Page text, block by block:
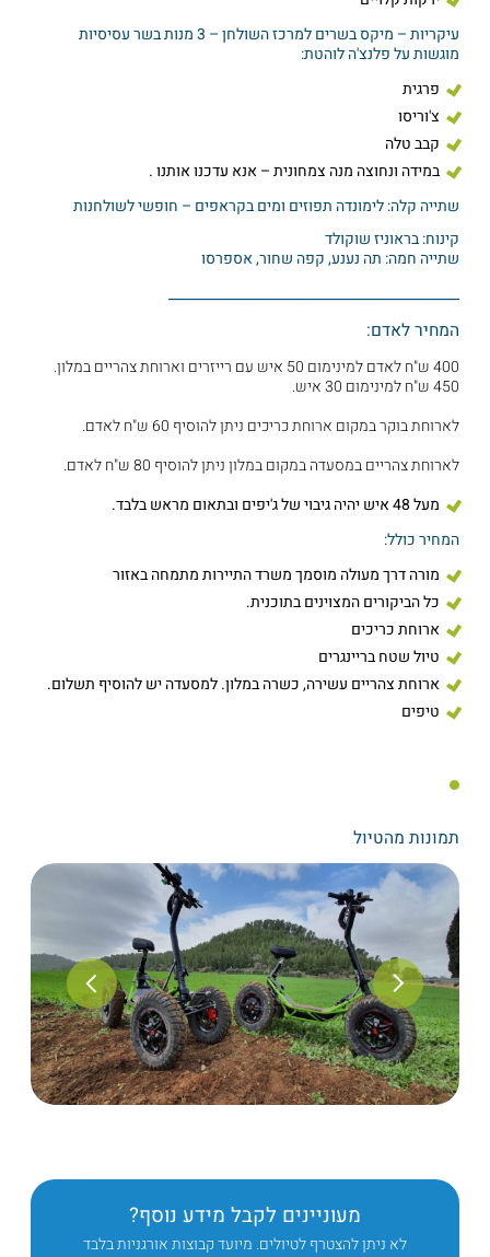
עיקריות – מיקס בשרים למרכז השולחן – 3 מנות בשר עסיסיות
מוגשות על פלנצ'ה לוהטת:
פרגית
צ'וריסו
קבב טלה
במידה ונחוצה מנה צמחונית – אנא עדכנו אותנו .
שתייה קלה: לימונדה תפוזים ומים בקראפים – חופשי לשולחנות
קינוח: בראוניז שוקולד
שתייה חמה: תה נענע, קפה שחור, אספרסו
______________________________________
המחיר לאדם:
400 ש"ח לאדם למינימום 50 איש עם רייזרים וארוחת צהריים במלון.
450 ש"ח למינימום 30 איש.
לארוחת בוקר במקום ארוחת כריכים ניתן להוסיף 60 ש"ח לאדם.
לארוחת צהריים במסעדה במקום במלון ניתן להוסיף 80 ש"ח לאדם.
מעל 48 איש יהיה גיבוי של ג'יפים ובתאום מראש בלבד.
המחיר כולל:
מורה דרך מעולה מוסמך משרד התיירות מתמחה באזור
כל הביקורים המצוינים בתוכנית.
ארוחת כריכים
טיול שטח בריינגרים
ארוחת צהריים עשירה, כשרה במלון. למסעדה יש להוסיף תשלום.
טיפים
תמונות מהטיול
מעוניינים לקבל מידע נוסף?
לא ניתן להצטרף לטיולים. מיועד קבוצות אורגניות בלבד